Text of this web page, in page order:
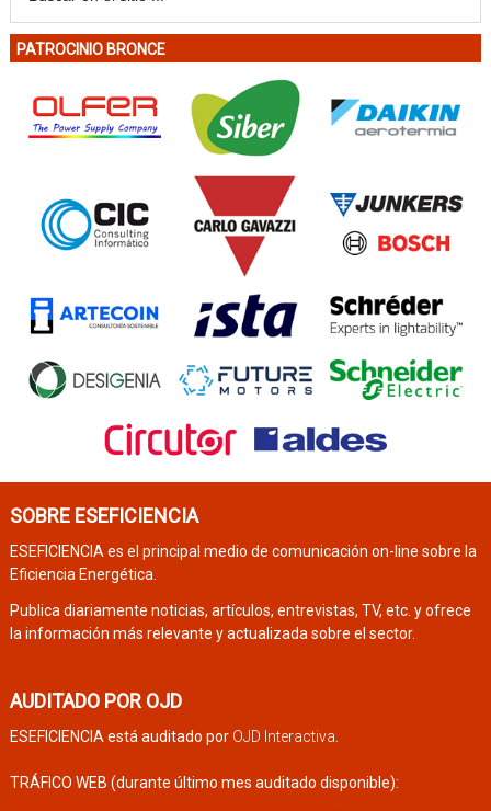
PATROCINIO BRONCE
SOBRE ESEFICIENCIA
ESEFICIENCIA es el principal medio de comunicación on-line sobre la
Eficiencia Energética.
Publica diariamente noticias, artículos, entrevistas, TV, etc. y ofrece
la información más relevante y actualizada sobre el sector.
AUDITADO POR OJD
ESEFICIENCIA está auditado por OJD Interactiva
TRÁFICO WEB (durante último mes auditado disponible):